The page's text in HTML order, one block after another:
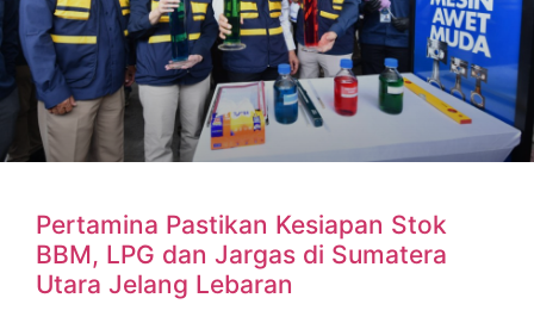
Pertamina Pastikan Kesiapan Stok
BBM, LPG dan Jargas di Sumatera
Utara Jelang Lebaran